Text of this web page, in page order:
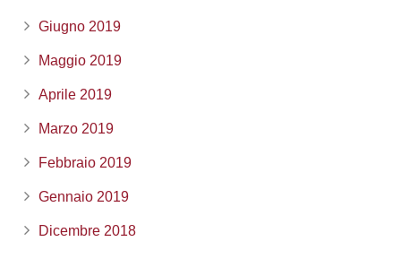
Giugno 2019
Maggio 2019
Aprile 2019
Marzo 2019
Febbraio 2019
Gennaio 2019
Dicembre 2018